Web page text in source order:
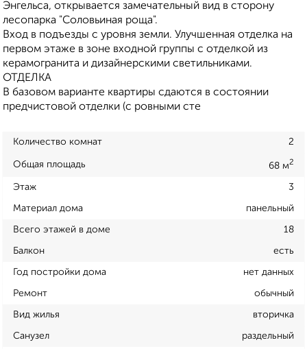
Энгельса, открывается замечательный вид в сторону
лесопарка "Соловьиная роща".
Вход в подъезды с уровня земли. Улучшенная отделка на
первом этаже в зоне входной группы с отделкой из
керамогранита и дизайнерскими светильниками.
ОТДЕЛКА
В базовом варианте квартиры сдаются в состоянии
предчистовой отделки (с ровными сте
Количество комнат 2
Общая площадь 68 м2
Этаж 3
Материал дома панельный
Всего этажей в доме 18
Балкон есть
Год постройки дома нет данных
Ремонт обычный
Вид жилья вторичка
Санузел раздельный